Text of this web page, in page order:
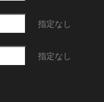
指定なし
指定なし